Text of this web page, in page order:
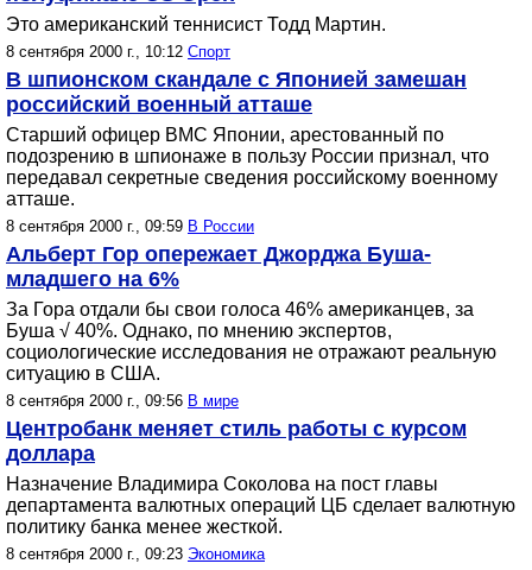
Это американский теннисист Тодд Мартин.
8 сентября 2000 г., 10:12 Спорт
В шпионском скандале с Японией замешан
российский военный атташе
Старший офицер ВМС Японии, арестованный по
подозрению в шпионаже в пользу России признал, что
передавал секретные сведения российскому военному
атташе.
8 сентября 2000 г., 09:59 В России
Альберт Гор опережает Джорджа Буша-
младшего на 6%
За Гора отдали бы свои голоса 46% американцев, за
Буша √ 40%. Однако, по мнению экспертов,
социологические исследования не отражают реальную
ситуацию в США.
8 сентября 2000 г., 09:56 В мире
Центробанк меняет стиль работы с курсом
доллара
Назначение Владимира Соколова на пост главы
департамента валютных операций ЦБ сделает валютную
политику банка менее жесткой.
8 сентября 2000 г., 09:23 Экономика